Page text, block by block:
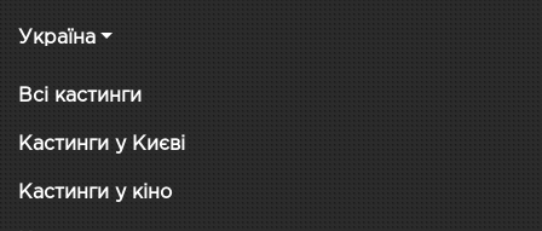
Україна
Всі кастинги
Кастинги у Києві
Кастинги у кіно